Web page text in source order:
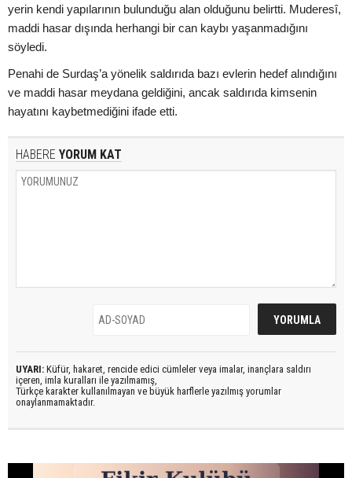
yerin kendi yapılarının bulunduğu alan olduğunu belirtti. Muderesî,
maddi hasar dışında herhangi bir can kaybı yaşanmadığını
söyledi.
Penahi de Surdaş’a yönelik saldırıda bazı evlerin hedef alındığını
ve maddi hasar meydana geldiğini, ancak saldırıda kimsenin
hayatını kaybetmediğini ifade etti.
HABERE YORUM KAT
UYARI: Küfür, hakaret, rencide edici cümleler veya imalar, inançlara saldırı
içeren, imla kuralları ile yazılmamış,
Türkçe karakter kullanılmayan ve büyük harflerle yazılmış yorumlar
onaylanmamaktadır.